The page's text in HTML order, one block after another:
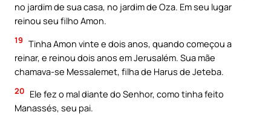
no jardim de sua casa, no jardim de Oza. Em seu lugar
reinou seu filho Amon.
19 Tinha Amon vinte e dois anos, quando começou a
reinar, e reinou dois anos em Jerusalém. Sua mãe
chamava-se Messalemet, filha de Harus de Jeteba.
20 Ele fez o mal diante do Senhor, como tinha feito
Manassés, seu pai.